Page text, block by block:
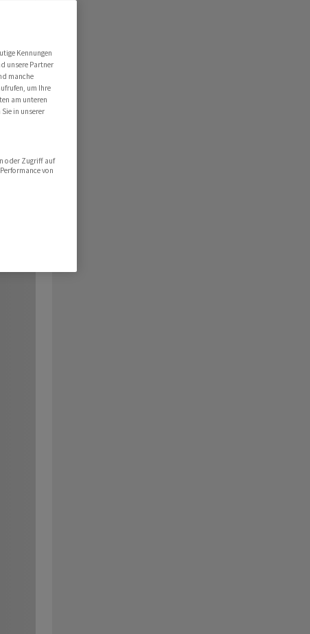
Kennungen
unsere Partner
manche
um Ihre
am unteren
in unserer
oder Zugriff auf
von